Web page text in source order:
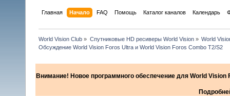
Главная Начало FAQ Помощь Каталог каналов Календарь
World Vision Club » Спутниковые HD ресиверы World Vision» World
Обсуждение World Vision Foros Ultra и World Vision Foros Combo T2/S2
Внимание! Новое программного обеспечение для World